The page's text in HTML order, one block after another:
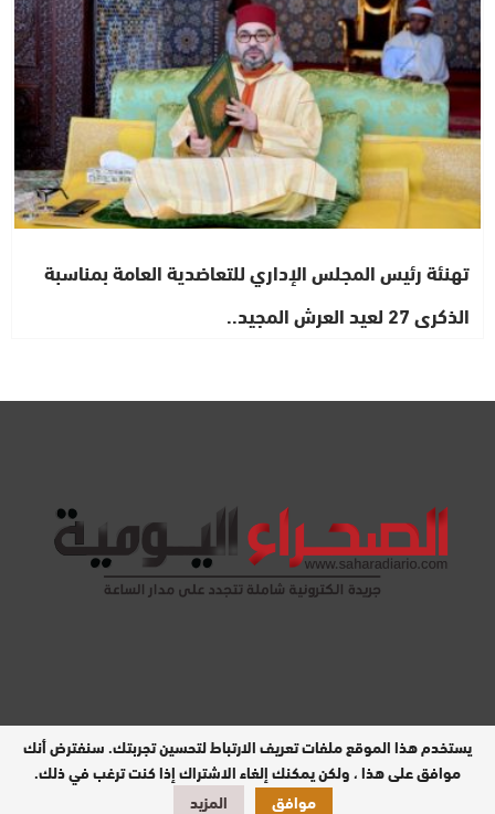
تهنئة رئيس المجلس الإداري للتعاضدية العامة بمناسبة
الذكرى 27 لعيد العرش المجيد..
مدير النشر : عبد الله بيه
تصميم وبرمجة
يستخدم هذا الموقع ملفات تعريف الارتباط لتحسين تجربتك. سنفترض أنك
موافق على هذا ، ولكن يمكنك إلغاء الاشتراك إذا كنت ترغب في ذلك.
موافق
المزيد